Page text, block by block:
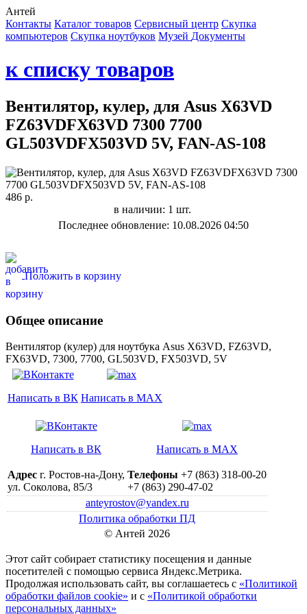
Антей
Контакты Каталог товаров Сервисный центр Cкупка
компьютеров Cкупка ноутбуков Музей Документы
к списку товаров
Вентилятор, кулер, для Asus X63VD
FZ63VDFX63VD 7300 7700
GL503VDFX503VD 5V, FAN-AS-108
486 р.
в наличии: 1 шт.
Последнее обновление: 10.08.2026 04:50
Положить в корзину
Общее описание
Вентилятор (кулер) для ноутбука Asus X63VD, FZ63VD,
FX63VD, 7300, 7700, GL503VD, FX503VD, 5V
Написать в ВК Написать в MAX
Написать в ВК Написать в MAX
Адрес г. Ростов-на-Дону,
ул. Соколова, 85/3
Телефоны +7 (863) 318-00-20
+7 (863) 290-47-02
anteyrostov@yandex.ru
Политика обработки ПД
© Антей 2026
Этот сайт собирает статистику посещения и данные
посетителей c помощью сервиса Яндекс.Метрика.
Продолжая использовать сайт, вы соглашаетесь с «Политикой
обработки файлов cookie» и с «Политикой обработки
персональных данных»